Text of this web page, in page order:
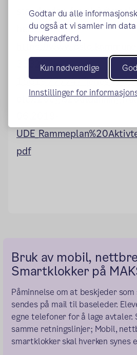
Godtar du alle
du også at vi samler inn
brukeradferd.
Kun nødvendige
Innstillinger for
standarden for
her:
3332454-
1561977774/
ole%20og%20utdanning/
pdf
Bruk av mobil,
Smartklokker på
Påminnelse om at beskjeder som
sendes på mail til baseleder.
egne telefoner for å lage avtaler.
samme retningslinjer; Mobil,
smartklokker skal hverken synes